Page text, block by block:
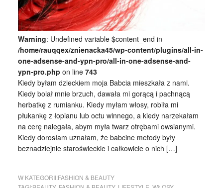
Warning: Undefined variable $content_end in
/home/rauqqex/znienacka45/wp-content/plugins/all-in-
one-adsense-and-ypn-pro/all-in-one-adsense-and-
ypn-pro.php on line 743
Kiedy byłam dzieckiem moja Babcia mieszkała z nami.
Kiedy bolał mnie brzuch, dawała mi gorącą i pachnącą
herbatkę z rumianku. Kiedy myłam włosy, robiła mi
płukankę z łopianu lub octu winnego, a kiedy narzekałam
na cerę nalegała, abym myła twarz otrębami owsianymi.
Kiedy dorosłam uznałam, że babcine metody były
beznadziejnie staroświeckie i całkowicie o nich […]
W KATEGORII:FASHION & BEAUTY